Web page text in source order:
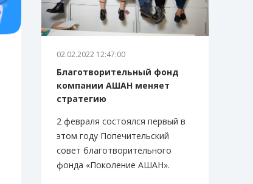
02.02.2022 12:47:00
Благотворительный фонд
компании АШАН меняет
стратегию
2 февраля состоялся первый в
этом году Попечительский
совет благотворительного
фонда «Поколение АШАН».